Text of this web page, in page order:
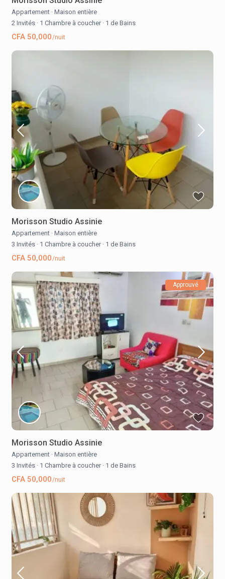
Appartement · Maison entière
2 Invités · 1 Chambre à coucher · 1 de Bains
CFA 50,000/nuit
Morisson Studio Assinie
Appartement · Maison entière
3 Invités · 1 Chambre à coucher · 1 de Bains
CFA 50,000/nuit
Approuvé
Morisson Studio Assinie
Appartement · Maison entière
3 Invités · 1 Chambre à coucher · 1 de Bains
CFA 50,000/nuit